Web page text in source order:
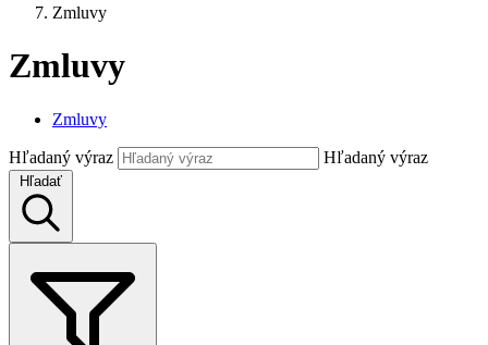
Zmluvy
Zmluvy
Zmluvy
Hľadaný výraz Hľadaný výraz
Hľadať